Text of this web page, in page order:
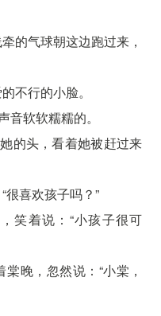
的气球朝这边跑过来，
不行的小脸。
音软软糯糯的。
的头，看着她被赶过来
很喜欢孩子吗？”
笑着说：“小孩子很可
晚，忽然说：“小棠，